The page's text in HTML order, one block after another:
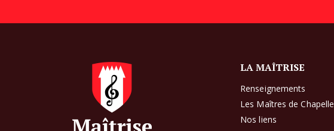
LA MAÎTRISE
Renseignements
Les Maîtres de Chapelle
Nos liens